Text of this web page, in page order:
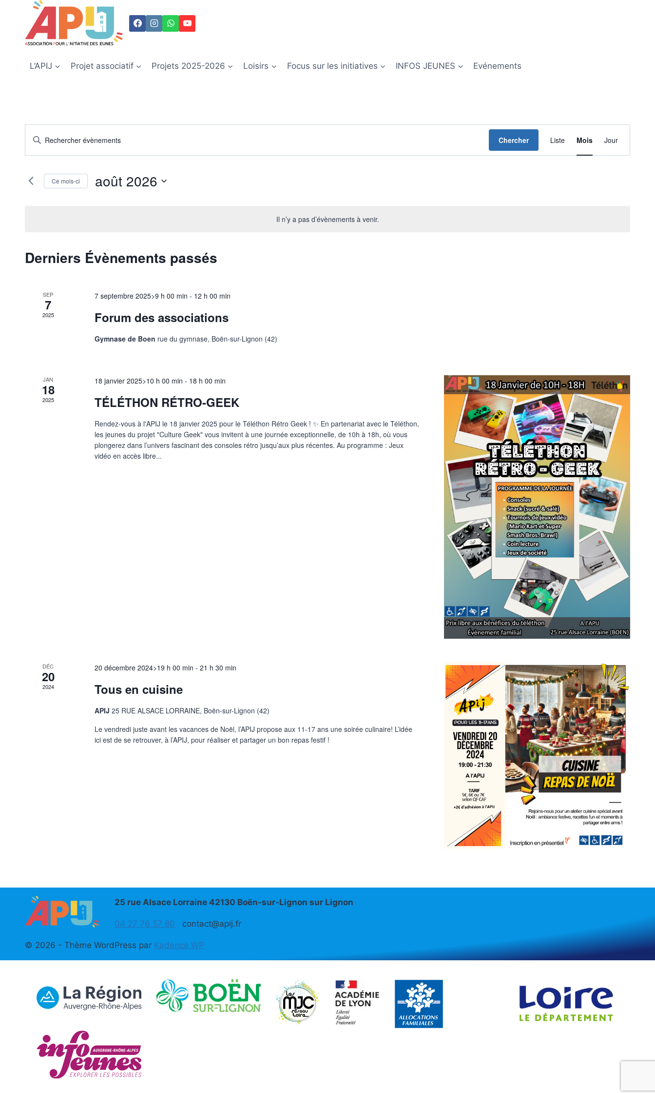
contenu
L’APIJ Projet associatif Projets 2025-2026 Loisirs Focus sur les initiatives INFOS JEUNES Evénements
Il n’y a pas d’évènements à venir.
Recherche
et
navigation
Saisir
Rechercher
Évènements
Chercher Liste Mois Jour
Ce mois-ci août 2026
Calendrier
Évènements
Derniers Évènements passés
SEP
7
2025
7 septembre 2025>9 h 00 min - 12 h 00 min
Forum des associations
Gymnase de Boen rue du gymnase, Boën-sur-Lignon (42)
JAN
18
2025
18 janvier 2025>10 h 00 min - 18 h 00 min
TÉLÉTHON RÉTRO-GEEK
Rendez-vous à l'APIJ le 18 janvier 2025 pour le Téléthon Rétro Geek ! ✨ En partenariat avec le Téléthon,
les jeunes du projet "Culture Geek" vous invitent à une journée exceptionnelle, de 10h à 18h, où vous
plongerez dans l’univers fascinant des consoles rétro jusqu’aux plus récentes. Au programme : Jeux
vidéo en accès libre...
DÉC
20
2024
20 décembre 2024>19 h 00 min -21 h 30 min
Tous en cuisine
APIJ25 RUE ALSACE LORRAINE, Boën-sur-Lignon (42)
Le vendredi juste avant les vacances de Noël, l’APIJ propose aux 11-17 ans une soirée culinaire! L’idée
ici est de se retrouver, à l’APIJ, pour réaliser et partager un bon repas festif !
25 rue Alsace Lorraine 42130 Boën-sur-Lignon sur Lignon
04 27 76 57 80 contact@apij.fr
© 2026 - Thème WordPress par Kadence WP